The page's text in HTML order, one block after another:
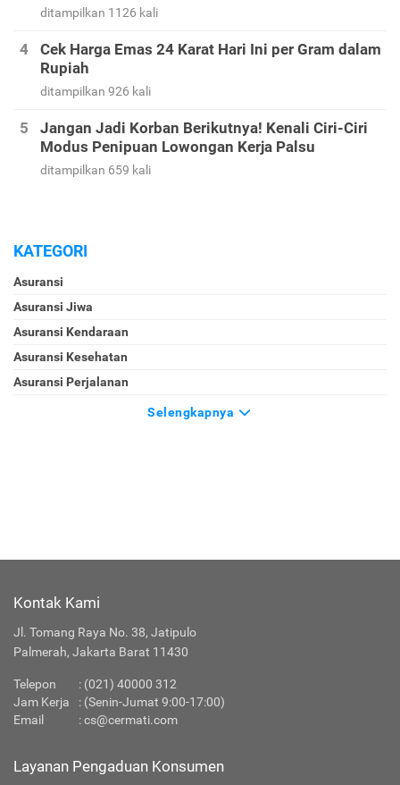
ditampilkan 1126 kali
Cek Harga Emas 24 Karat Hari Ini per Gram dalam
Rupiah
ditampilkan 926 kali
Jangan Jadi Korban Berikutnya! Kenali Ciri-Ciri
Modus Penipuan Lowongan Kerja Palsu
ditampilkan 659 kali
KATEGORI
Asuransi
Asuransi Jiwa
Asuransi Kendaraan
Asuransi Kesehatan
Asuransi Perjalanan
Selengkapnya
Kontak Kami
Jl. Tomang Raya No. 38, Jatipulo
Palmerah, Jakarta Barat 11430
Telepon : (021) 40000 312
Jam Kerja
: (Senin-Jumat 9:00-17:00)
Email
:cs@cermati.com
Layanan Pengaduan Konsumen